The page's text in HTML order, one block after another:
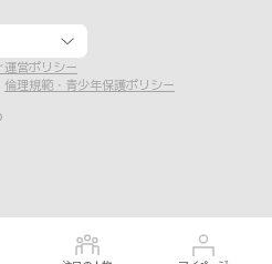
運営ポリシー
倫理規範・青少年保護ポリシー